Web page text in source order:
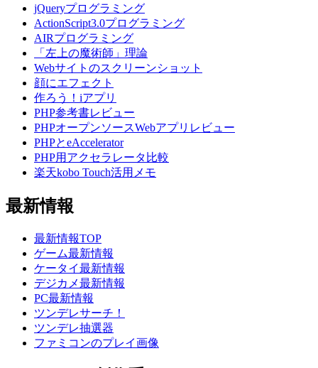
jQueryプログラミング
ActionScript3.0プログラミング
AIRプログラミング
「左上の魔術師」理論
Webサイトのスクリーンショット
顔にエフェクト
作ろう！iアプリ
PHP参考書レビュー
PHPオープンソースWebアプリレビュー
PHPとeAccelerator
PHP用アクセラレータ比較
楽天kobo Touch活用メモ
最新情報
最新情報TOP
ゲーム最新情報
ケータイ最新情報
デジカメ最新情報
PC最新情報
ツンデレサーチ！
ツンデレ抽選器
ファミコンのプレイ画像